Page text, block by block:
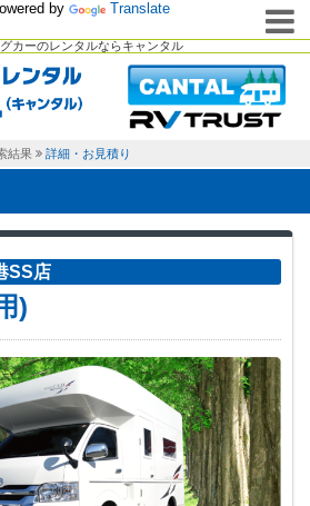
カーのレンタルならキャンタル
by Translate
結果 詳細・お見積り
SS店
)